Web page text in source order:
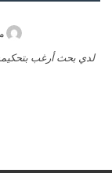
السلام